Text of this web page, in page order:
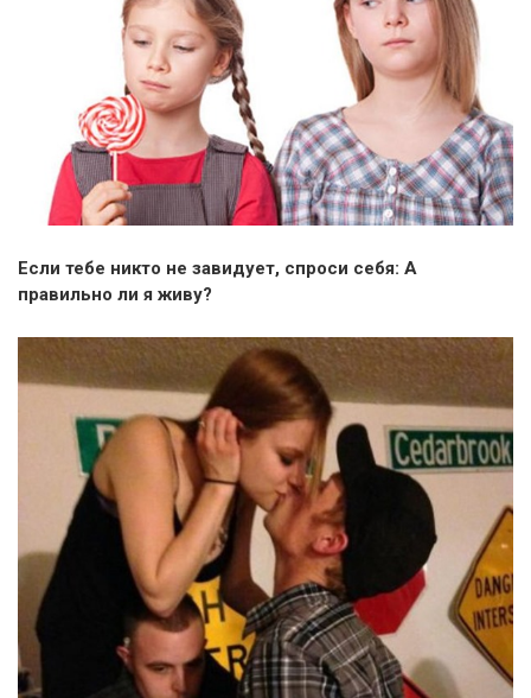
Если тебе никто не завидует, спроси себя: А
правильно ли я живу?